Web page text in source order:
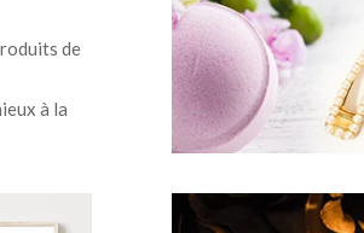
de
à la